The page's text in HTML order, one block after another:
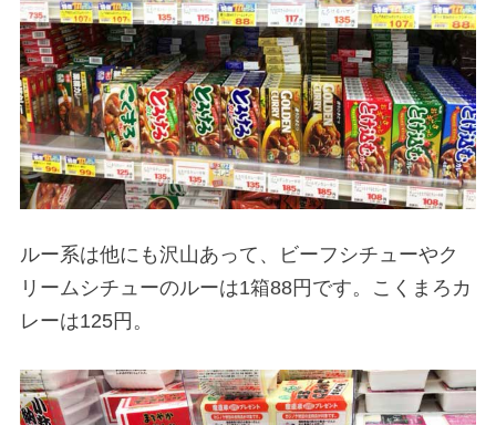
ルー系は他にも沢山あって、ビーフシチューやク
リームシチューのルーは1箱88円です。こくまろカ
レーは125円。